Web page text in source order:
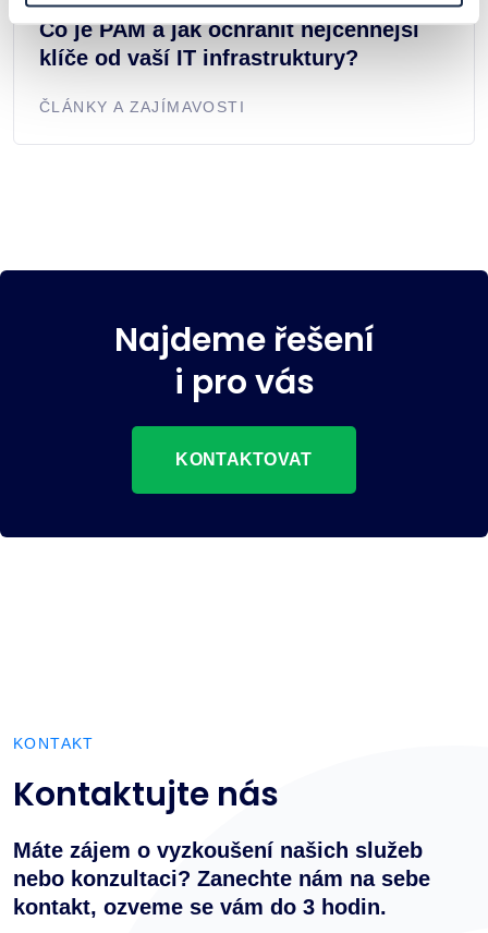
Co je PAM a jak ochránit nejcennější
klíče od vaší IT infrastruktury?
ČLÁNKY A ZAJÍMAVOSTI
Najdeme řešení
i pro vás
KONTAKTOVAT
KONTAKT
Kontaktujte nás
Máte zájem o vyzkoušení našich služeb
nebo konzultaci? Zanechte nám na sebe
kontakt, ozveme se vám do 3 hodin.